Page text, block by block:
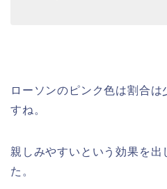
ローソンのピンク色は割合は
すね。
親しみやすいという効果を出
た。